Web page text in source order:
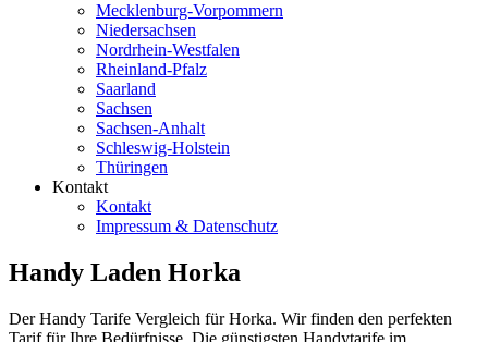
Mecklenburg-Vorpommern
Niedersachsen
Nordrhein-Westfalen
Rheinland-Pfalz
Saarland
Sachsen
Sachsen-Anhalt
Schleswig-Holstein
Thüringen
Kontakt
Kontakt
Impressum & Datenschutz
Handy Laden Horka
Der Handy Tarife Vergleich für Horka. Wir finden den perfekten
Tarif für Ihre Bedürfnisse. Die günstigsten Handytarife im